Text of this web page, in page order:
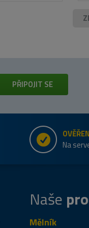
PŘIPOJIT SE
Na
Naše
Mělník